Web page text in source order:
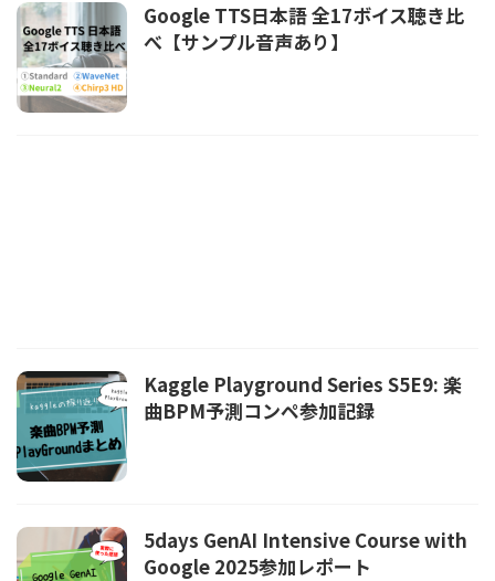
Google TTS日本語 全17ボイス聴き比
べ【サンプル音声あり】
Kaggle Playground Series S5E9: 楽
曲BPM予測コンペ参加記録
5days GenAI Intensive Course with
Google 2025参加レポート